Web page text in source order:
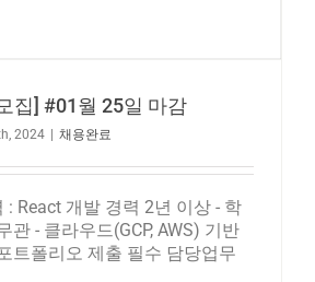
집] #01월 25일 마감
2024 채용완료
: React 개발 경력 2년 이상 - 학
관 - 클라우드(GCP, AWS) 기반
트폴리오 제출 필수 담당업무